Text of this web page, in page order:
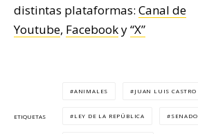
distintas plataformas: Canal de
Youtube, Facebooky“X”
ETIQUETAS
ANIMALES JUAN LUIS CASTRO
LEY DE LA REPÚBLICA SENADO